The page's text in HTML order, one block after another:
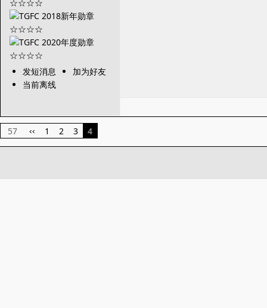
发短消息
加为好友
当前离线
57 ‹‹ 1 2 3 4